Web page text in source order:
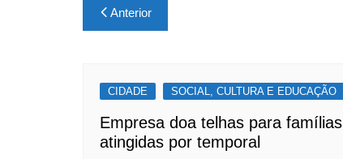
e
o
o
k
s
p
p
Navegação
de
Anterior
CIDADE SOCIAL, CULTURA E EDUCAÇÃO
Empresa doa telhas para famílias
atingidas por temporal